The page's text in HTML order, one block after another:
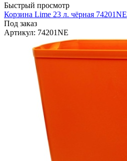
Быстрый просмотр
Корзина Lime 23 л. чёрная 74201NE
Под заказ
Артикул: 74201NE